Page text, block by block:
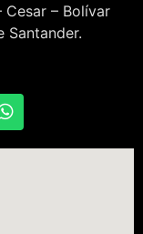
Cesar – Bolívar
Santander.